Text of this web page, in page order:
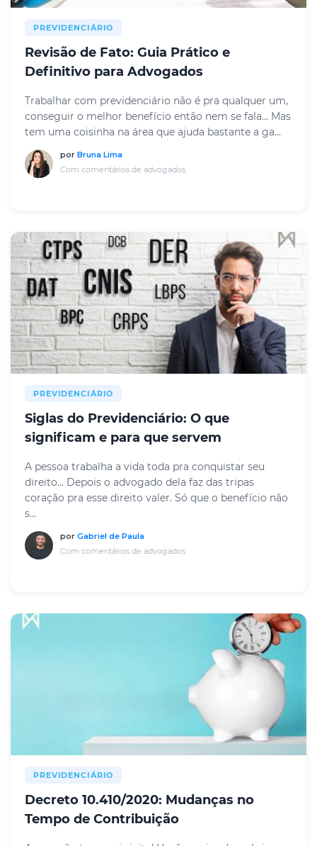
PREVIDENCIÁRIO
Revisão de Fato: Guia Prático e
Definitivo para Advogados
Trabalhar com previdenciário não é pra qualquer um,
conseguir o melhor benefício então nem se fala… Mas
tem uma coisinha na área que ajuda bastante a ga...
por Bruna Lima
Com comentários de advogados
PREVIDENCIÁRIO
Siglas do Previdenciário: O que
significam e para que servem
A pessoa trabalha a vida toda pra conquistar seu
direito… Depois o advogado dela faz das tripas
coração pra esse direito valer. Só que o benefício não
s...
por Gabriel de Paula
Com comentários de advogados
PREVIDENCIÁRIO
Decreto 10.410/2020: Mudanças no
Tempo de Contribuição